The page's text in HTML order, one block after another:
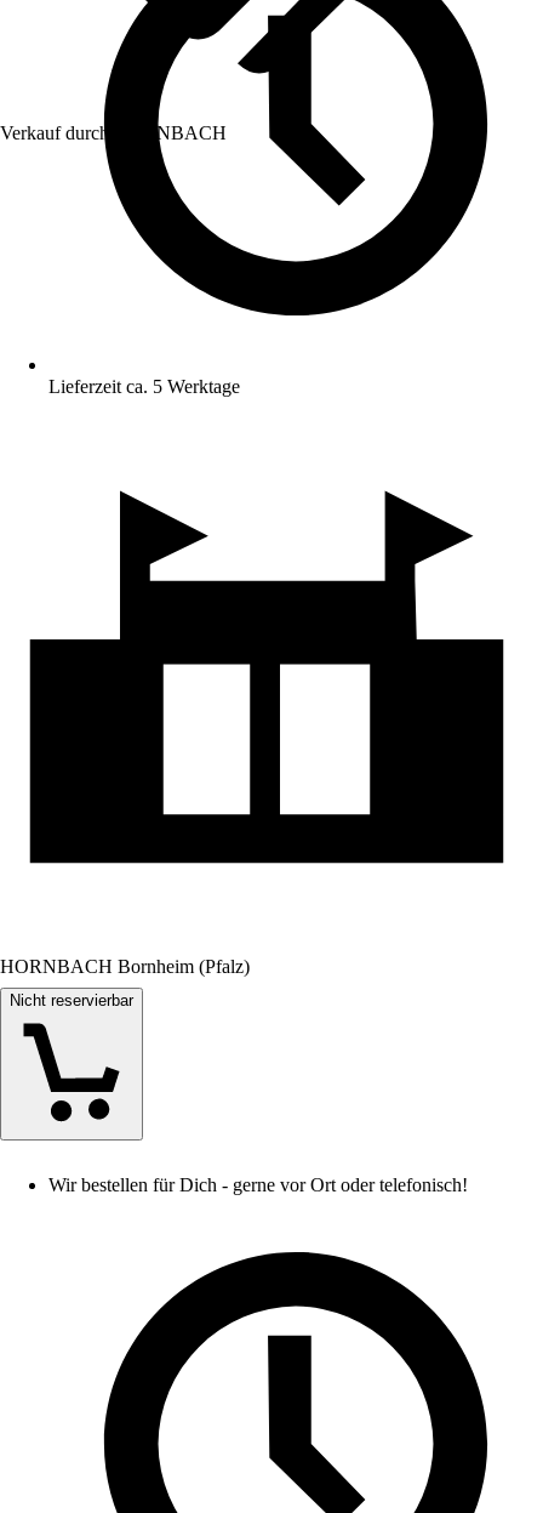
Verkauf durch: HORNBACH
Lieferzeit ca. 5 Werktage
HORNBACH Bornheim (Pfalz)
Nicht reservierbar
Wir bestellen für Dich - gerne vor Ort oder telefonisch!